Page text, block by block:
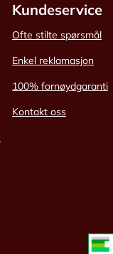
Kundeservice
Ofte stilte spørsmål
Enkel reklamasjon
100% fornøydgaranti
Kontakt oss